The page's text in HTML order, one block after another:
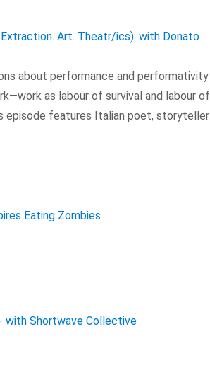
Art. Theatr/ics): with Donato
about performance and performativity
as labour of survival and labour of
episode features Italian poet, storyteller
Eating Zombies
- with Shortwave Collective